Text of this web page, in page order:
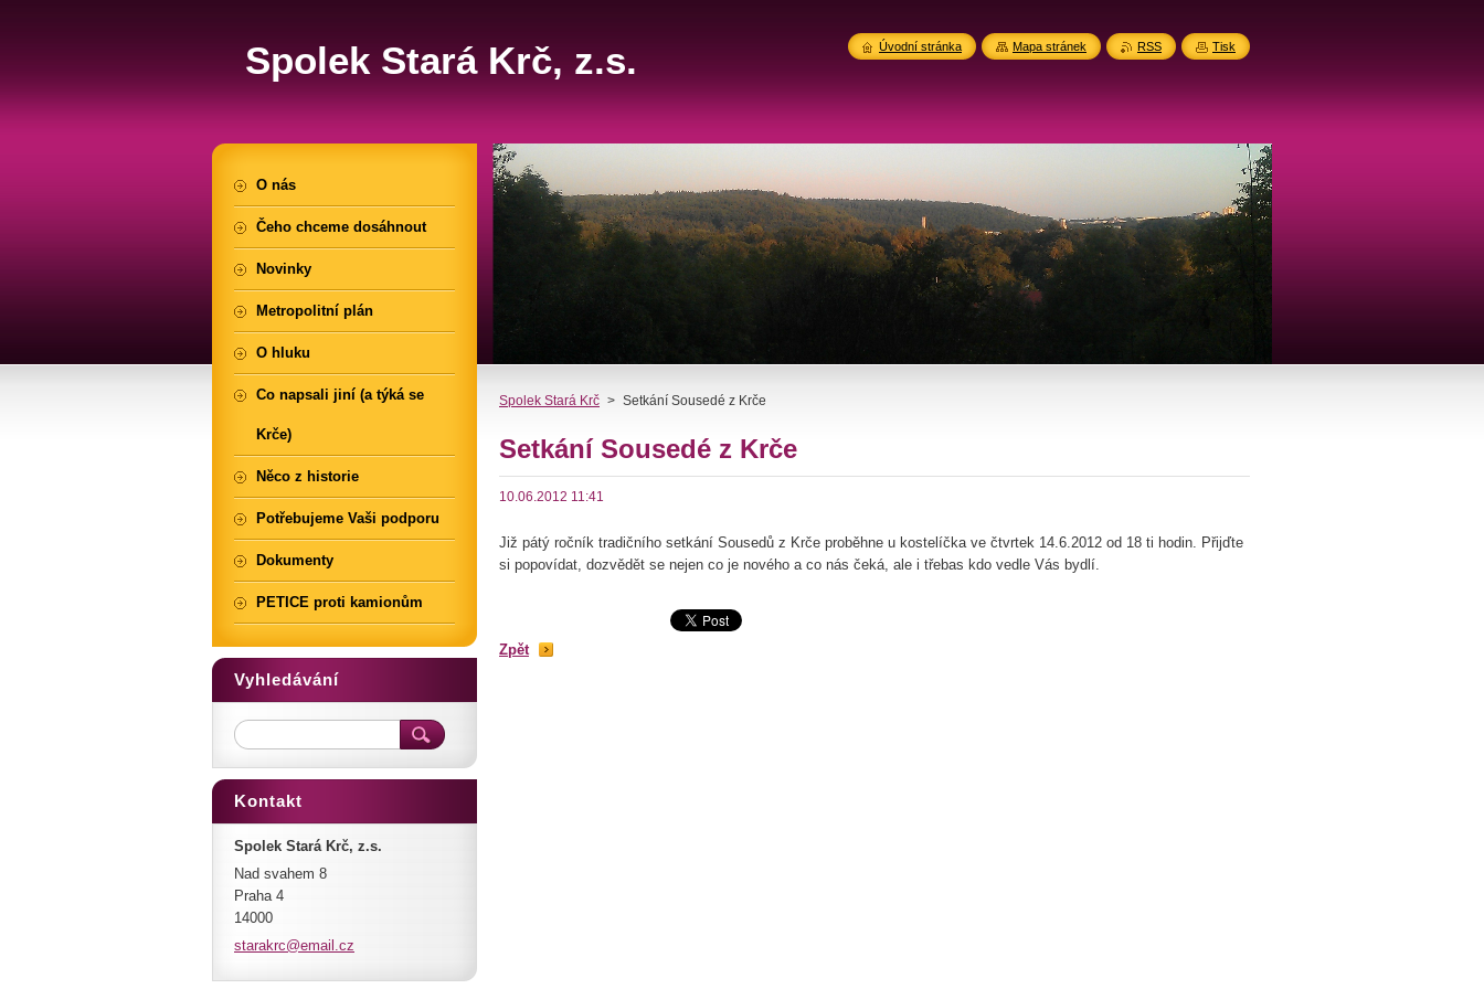
Spolek Stará Krč, z.s.
Spolek Stará Krč > Setkání Sousedé z Krče
Setkání Sousedé z Krče
10.06.2012 11:41
Již pátý ročník tradičního setkání Sousedů z Krče proběhne u kostelíčka ve čtvrtek 14.6.2012 od 18 ti hodin. Přijďte
si popovídat, dozvědět se nejen co je nového a co nás čeká, ale i třebas kdo vedle Vás bydlí.
Zpět
O nás
Čeho chceme dosáhnout
Novinky
Metropolitní plán
O hluku
Co napsali jiní (a týká se
Krče)
Něco z historie
Potřebujeme Vaši podporu
Dokumenty
PETICE proti kamionům
Vyhledávání
Kontakt
Spolek Stará Krč, z.s.
Nad svahem 8
Praha 4
14000
starakrc@email.cz
Úvodní stránka Mapa stránek RSS Tisk